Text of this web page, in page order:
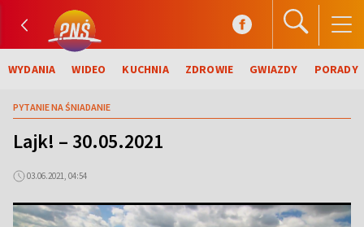
WYDANIA WIDEO KUCHNIA ZDROWIE GWIAZDY PORADY
PYTANIE NA ŚNIADANIE
Lajk! – 30.05.2021
03.06.2021, 04:54